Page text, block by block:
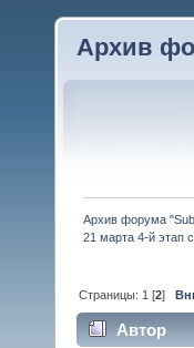
Архив
Архив форума
21 марта 4-й этап
Страницы: 1 [2]
Автор